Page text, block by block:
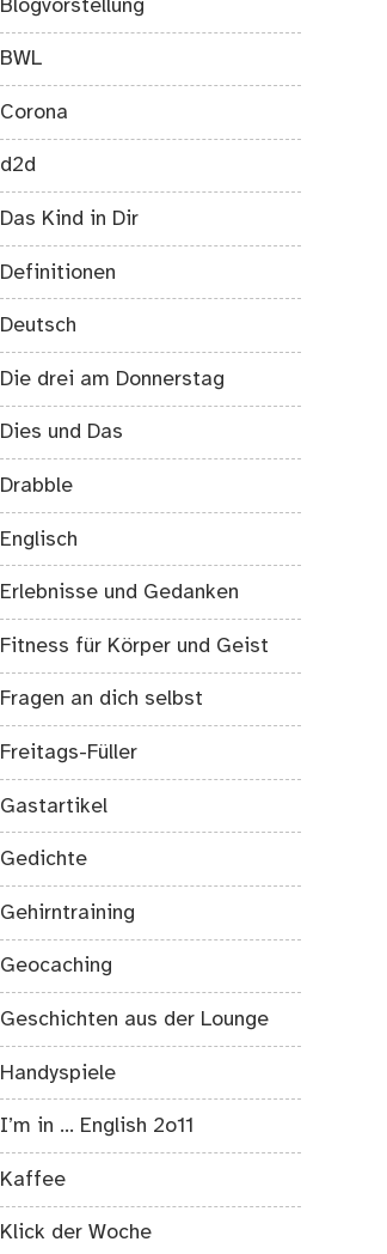
Blogvorstellung
BWL
Corona
d2d
Das Kind in Dir
Definitionen
Deutsch
Die drei am Donnerstag
Dies und Das
Drabble
Englisch
Erlebnisse und Gedanken
Fitness für Körper und Geist
Fragen an dich selbst
Freitags-Füller
Gastartikel
Gedichte
Gehirntraining
Geocaching
Geschichten aus der Lounge
Handyspiele
I’m in … English 2o11
Kaffee
Klick der Woche